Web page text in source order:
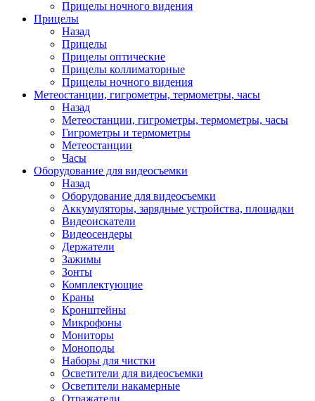
Прицелы ночного видения
Прицелы
Назад
Прицелы
Прицелы оптические
Прицелы коллиматорные
Прицелы ночного видения
Метеостанции, гигрометры, термометры, часы
Назад
Метеостанции, гигрометры, термометры, часы
Гигрометры и термометры
Метеостанции
Часы
Оборудование для видеосъемки
Назад
Оборудование для видеосъемки
Аккумуляторы, зарядные устройства, площадки
Видеоискатели
Видеосендеры
Держатели
Зажимы
Зонты
Комплектующие
Краны
Кронштейны
Микрофоны
Мониторы
Моноподы
Наборы для чистки
Осветители для видеосъемки
Осветители накамерные
Отражатели